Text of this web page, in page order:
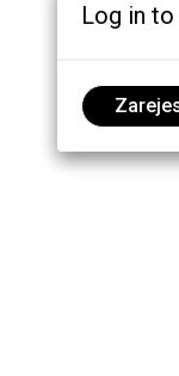
Log in